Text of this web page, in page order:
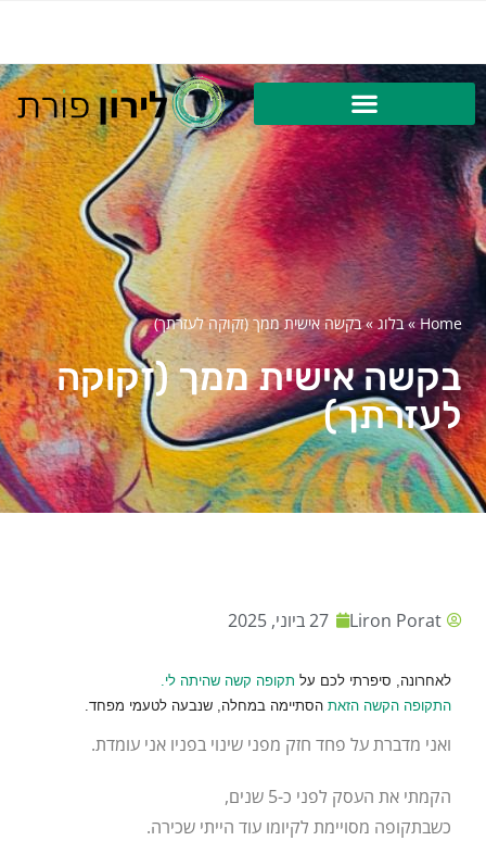
Home
»בלוג»בקשה אישית ממך (זקוקה לעזרתך)
בקשה אישית ממך (זקוקה
לעזרתך)
Liron Porat 27 ביוני, 2025
לאחרונה, סיפרתי לכם על תקופה קשה שהיתה לי.
התקופה הקשה הזאת הסתיימה במחלה, שנבעה לטעמי מפחד.
ואני מדברת על פחד חזק מפני שינוי בפניו אני עומדת.
הקמתי את העסק לפני כ-5 שנים,
כשבתקופה מסויימת לקיומו עוד הייתי שכירה.